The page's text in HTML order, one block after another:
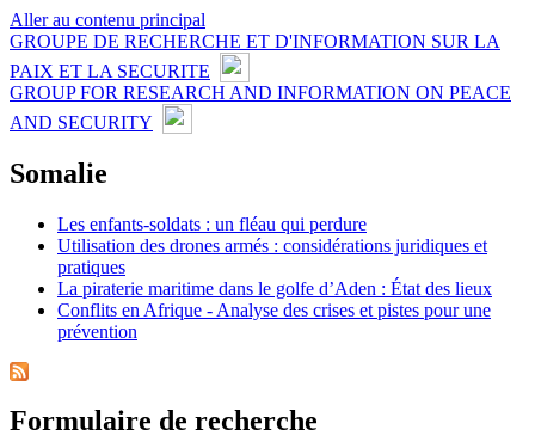
Aller au contenu principal
GROUPE DE RECHERCHE ET D'INFORMATION SUR LA
PAIX ET LA SECURITE
GROUP FOR RESEARCH AND INFORMATION ON PEACE
AND SECURITY
Somalie
Les enfants-soldats : un fléau qui perdure
Utilisation des drones armés : considérations juridiques et
pratiques
La piraterie maritime dans le golfe d’Aden : État des lieux
Conflits en Afrique - Analyse des crises et pistes pour une
prévention
Formulaire de recherche